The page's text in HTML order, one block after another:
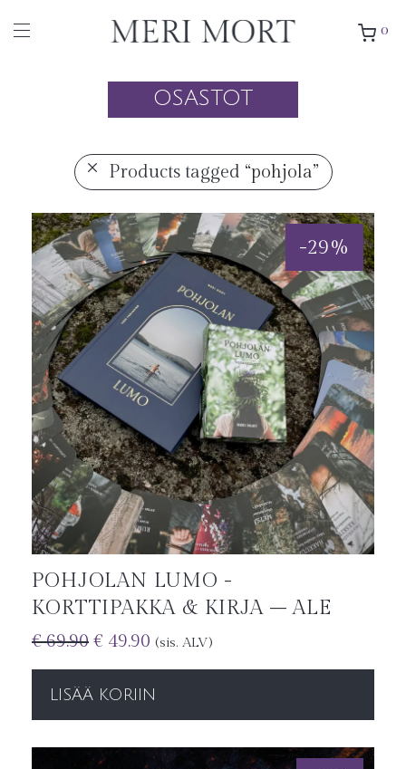
0
OSASTOT
Products tagged “pohjola”
-29%
POHJOLAN LUMO -
KORTTIPAKKA & KIRJA – ALE
€69.90 € 49.90 (sis. ALV)
LISÄÄ KORIIN